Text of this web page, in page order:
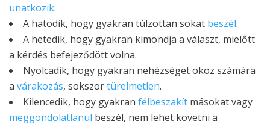
unatkozik.
A hatodik, hogy gyakran túlzottan sokat beszél.
A hetedik, hogy gyakran kimondja a választ, mielőtt
a kérdés befejeződött volna.
Nyolcadik, hogy gyakran nehézséget okoz számára
a várakozás, sokszortürelmetlen.
Kilencedik, hogy gyakran félbeszakít másokat vagy
meggondolatlanul beszél, nem lehet követni a